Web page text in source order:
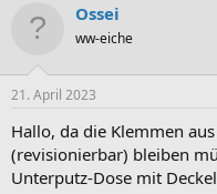
t
n
e
:
Ossei
ww-eiche
21. April 2023
Hallo, da die Klemmen
(revisionierbar) bleiben
Unterputz-Dose mit